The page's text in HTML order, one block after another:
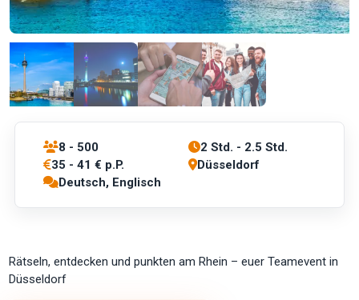
8 - 500
2 Std. - 2.5 Std.
35 - 41 € p.P.
Düsseldorf
Deutsch, Englisch
Rätseln, entdecken und punkten am Rhein – euer Teamevent in
Düsseldorf